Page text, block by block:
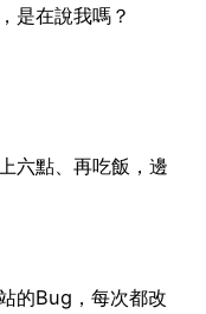
是在說我嗎？
六點、再吃飯，邊
的Bug，每次都改